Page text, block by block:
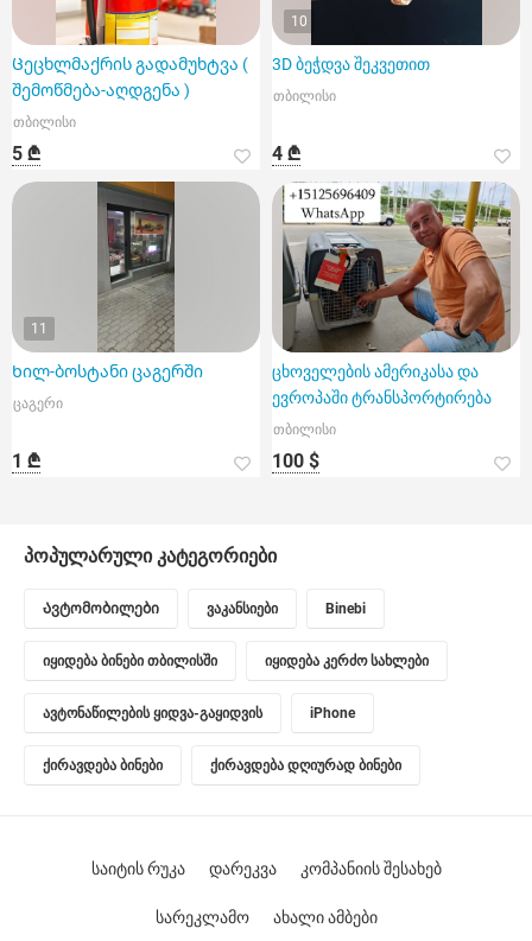
Ცეცხლმაქრის გადამუხტვა (
შემოწმება-აღდგენა )
თბილისი
5 ₾
10
3D ბეჭდვა შეკვეთით
თბილისი
4 ₾
11
Ხილ-ბოსტანი ცაგერში
ცაგერი
1 ₾
ცხოველების ამერიკასა და
ევროპაში ტრანსპორტირება
თბილისი
100 $
პოპულარული კატეგორიები
Ავტომობილები ვაკანსიები Binebi
იყიდება ბინები თბილისში იყიდება კერძო სახლები
ავტონაწილების ყიდვა-გაყიდვის iPhone
ქირავდება ბინები ქირავდება დღიურად ბინები
საიტის რუკა დარეკვა კომპანიის შესახებ
სარეკლამო ახალი ამბები